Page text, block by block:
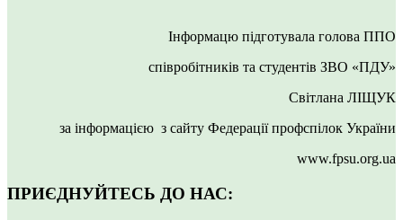
Інформацю підготувала голова ППО
співробітників та студентів ЗВО «ПДУ»
Світлана ЛІЩУК
за інформацією з сайту Федерації профспілок України
www.fpsu.org.ua
ПРИЄДНУЙТЕСЬ ДО НАС: